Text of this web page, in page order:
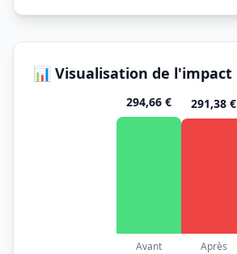
📊 Visualisation de l'impact
294,66 €
Avant
291,38 €
Après